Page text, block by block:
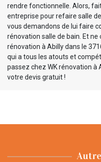
rendre fonctionnelle. Alors,
entreprise pour refaire salle
vous demandons de lui faire
rénovation salle de bain. Et ne
rénovation à Abilly dans le
qui a tous les atouts et
passez chez WK rénovation à
votre devis gratuit !